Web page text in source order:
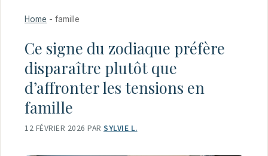
Home - famille
Ce signe du zodiaque préfère
disparaître plutôt que
d’affronter les tensions en
famille
12 FÉVRIER 2026 PAR SYLVIE L.